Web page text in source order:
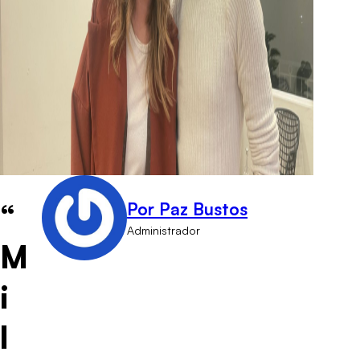
“
M
i
l
Por Paz Bustos
Administrador